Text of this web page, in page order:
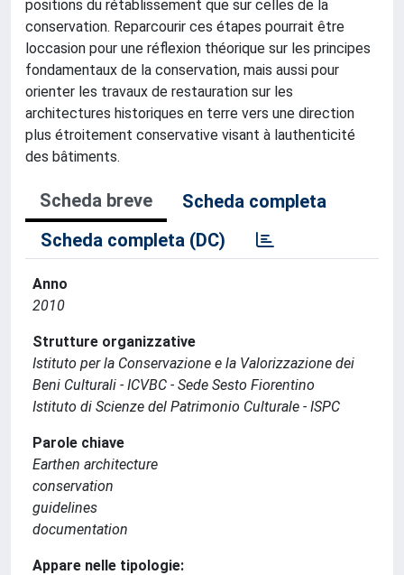
positions du rétablissement que sur celles de la
conservation. Reparcourir ces étapes pourrait être
loccasion pour une réflexion théorique sur les principes
fondamentaux de la conservation, mais aussi pour
orienter les travaux de restauration sur les
architectures historiques en terre vers une direction
plus étroitement conservative visant à lauthenticité
des bâtiments.
Scheda breve
Scheda completa
Scheda completa (DC)
Anno
2010
Strutture organizzative
Istituto per la Conservazione e la Valorizzazione dei
Beni Culturali - ICVBC - Sede Sesto Fiorentino
Istituto di Scienze del Patrimonio Culturale - ISPC
Parole chiave
Earthen architecture
conservation
guidelines
documentation
Appare nelle tipologie: